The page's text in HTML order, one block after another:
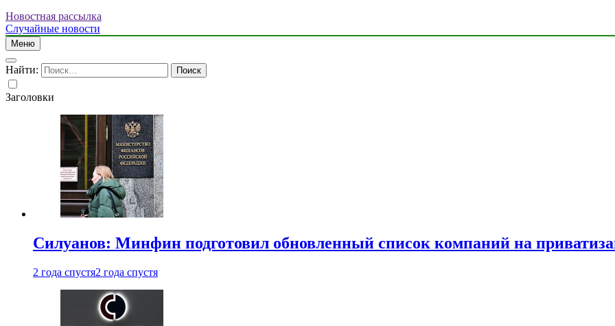
Новостная рассылка
Случайные новости
Меню
Найти:
Заголовки
Силуанов: Минфин подготовил обновленный список компаний на
2 года спустя2 года спустя